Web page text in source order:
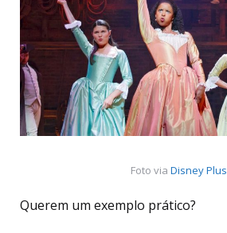
Foto via Disney Plus
Querem um exemplo prático?